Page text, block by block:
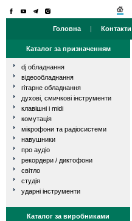
Головна | Контакти
Каталог за призначенням
dj обладнання
відеообладнання
гітарне обладнання
духові, смичкові інструменти
клавішні і midi
комутація
мікрофони та радіосистеми
навушники
про аудіо
рекордери / диктофони
світло
студія
ударні інструменти
Каталог за виробниками